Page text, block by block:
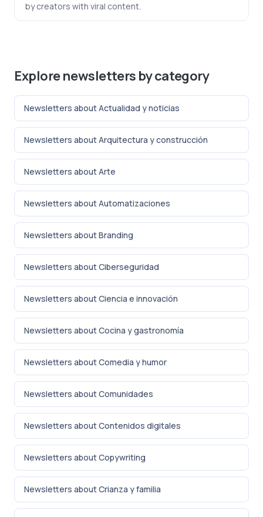
by creators with viral content.
Explore newsletters by category
Newsletters about Actualidad y noticias
Newsletters about Arquitectura y construcción
Newsletters about Arte
Newsletters about Automatizaciones
Newsletters about Branding
Newsletters about Ciberseguridad
Newsletters about Ciencia e innovación
Newsletters about Cocina y gastronomía
Newsletters about Comedia y humor
Newsletters about Comunidades
Newsletters about Contenidos digitales
Newsletters about Copywriting
Newsletters about Crianza y familia